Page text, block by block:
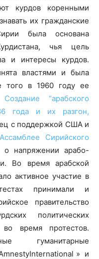
курдов коренными
их гражданские
была основана
чья цель
и интересы курдов.
властями и была
того в 1960 году ее
Создание “арабского
года и их разгон,
с поддержкой США и
Сирийского
о напряжении арабо-
Во время арабской
активное участие в
принимали и
правительство
политических
время протестов.
гуманитарные
» и